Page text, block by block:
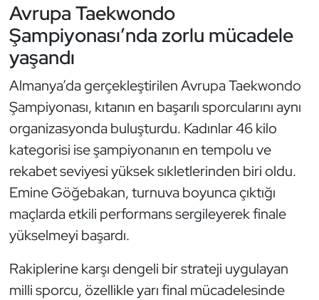
Avrupa Taekwondo
Şampiyonası’nda zorlu mücadele
yaşandı
Almanya’da gerçekleştirilen Avrupa Taekwondo
Şampiyonası, kıtanın en başarılı sporcularını aynı
organizasyonda buluşturdu. Kadınlar 46 kilo
kategorisi ise şampiyonanın en tempolu ve
rekabet seviyesi yüksek sıkletlerinden biri oldu.
Emine Göğebakan, turnuva boyunca çıktığı
maçlarda etkili performans sergileyerek finale
yükselmeyi başardı.
Rakiplerine karşı dengeli bir strateji uygulayan
milli sporcu, özellikle yarı final mücadelesinde
İşitme Engelli Sporcular
Judo ve Kuraş
Kano ve Rafting
Karate
Kayak
Kempo
Kick Boks
Kürek